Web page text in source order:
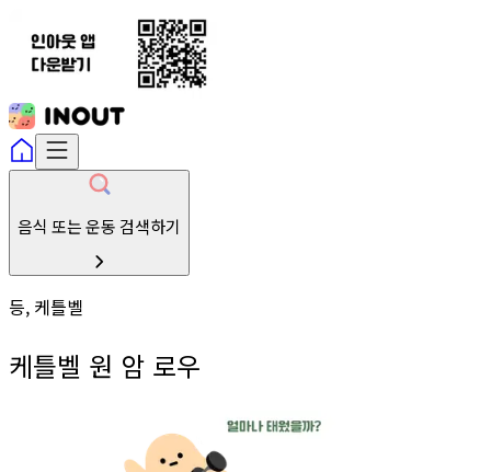
음식 또는 운동 검색하기
등, 케틀벨
케틀벨 원 암 로우